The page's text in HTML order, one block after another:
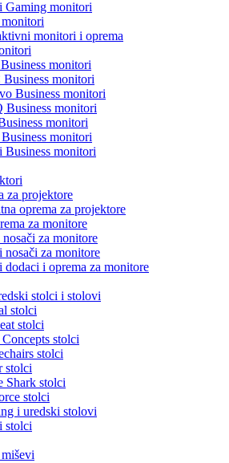
Gaming monitori
monitori i oprema
monitori
monitori
Business monitori
Business monitori
monitori
monitori
Business monitori
za projektore
oprema za projektore
za monitore
za monitore
nosači za monitore
dodaci i oprema za monitore
stolci i stolovi
stolci
stolci
stolci
stolci
stolci
Shark stolci
stolci
i uredski stolovi
stolci